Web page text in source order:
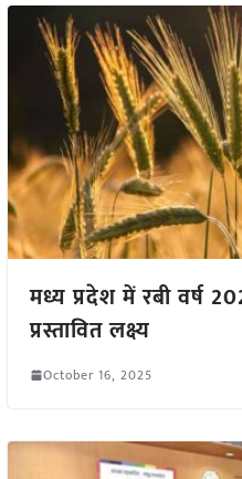
मध्य प्रदेश में रबी वर्ष
प्रस्तावित लक्ष्य
October 16, 2025